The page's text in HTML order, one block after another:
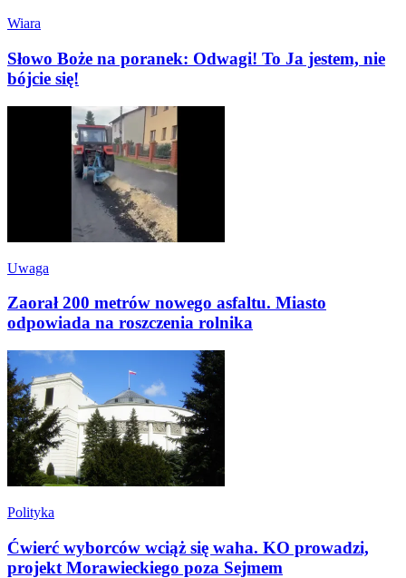
Wiara
Słowo Boże na poranek: Odwagi! To Ja jestem, nie
bójcie się!
Uwaga
Zaorał 200 metrów nowego asfaltu. Miasto
odpowiada na roszczenia rolnika
Polityka
Ćwierć wyborców wciąż się waha. KO prowadzi,
projekt Morawieckiego poza Sejmem